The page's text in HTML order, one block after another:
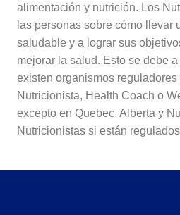
alimentación y nutrición. Los
las personas sobre cómo llevar
saludable y a lograr sus
mejorar la salud. Esto se debe
existen organismos reguladores
Nutricionista, Health Coach o
excepto en Quebec, Alberta y
Nutricionistas si están